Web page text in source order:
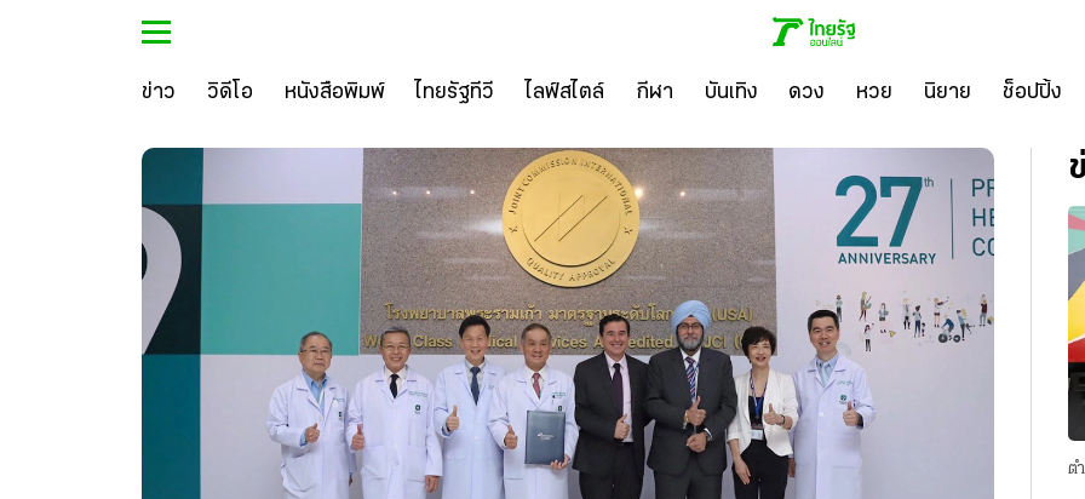
ข่าว วิดีโอ หนังสือพิมพ์ ไทยรัฐทีวี ไลฟ์สไตล์ กีฬา บันเทิง ดวง หวย นิยาย ช็อปปิ้ง
ต